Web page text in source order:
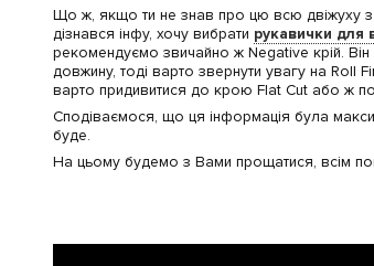
Що ж, якщо ти не знав про цю всю двіжуху з
дізнався інфу, хочу вибрати рукавички для
рекомендуємо звичайно ж Negative крій. Він
довжину, тоді варто звернути увагу на Roll
варто придивитися до крою Flat Cut або ж
Сподіваємося, що ця інформація була
буде.
На цьому будемо з Вами прощатися, всім